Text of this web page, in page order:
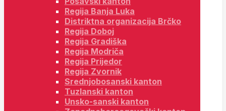
Regija Banja Luka
Distriktna organizacija Brčko
Regija Doboj
Regija Gradiška
Regija Modriča
Regija Prijedor
Regija Zvornik
Srednjobosanski kanton
Tuzlanski kanton
Unsko-sanski kanton